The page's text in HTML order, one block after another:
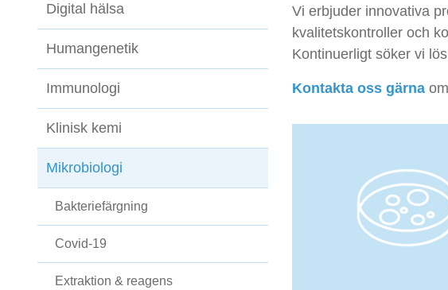
Digital hälsa
Humangenetik
Immunologi
Klinisk kemi
Mikrobiologi
Bakteriefärgning
Covid-19
Extraktion & reagens
Vi erbjuder innovativa
kvalitetskontroller och
Kontinuerligt söker vi
Kontakta oss gärna